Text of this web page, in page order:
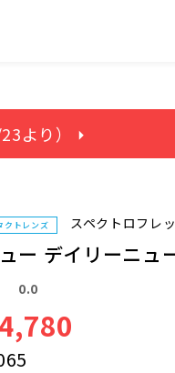
より） ⏵
クトレンズ スペクトロフレ
ー デイリーニュ
0.0